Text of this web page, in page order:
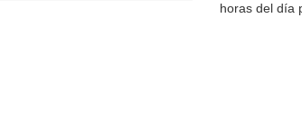
horas del día